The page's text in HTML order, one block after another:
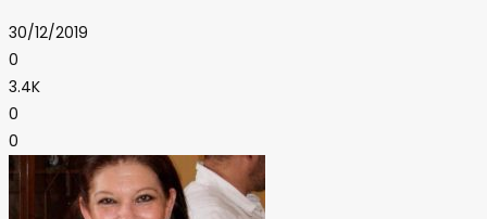
30/12/2019
0
3.4K
0
0